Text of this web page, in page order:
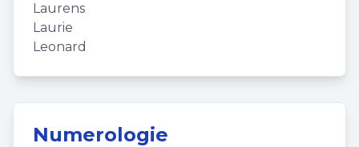
Laurens
Laurie
Leonard
Numerologie